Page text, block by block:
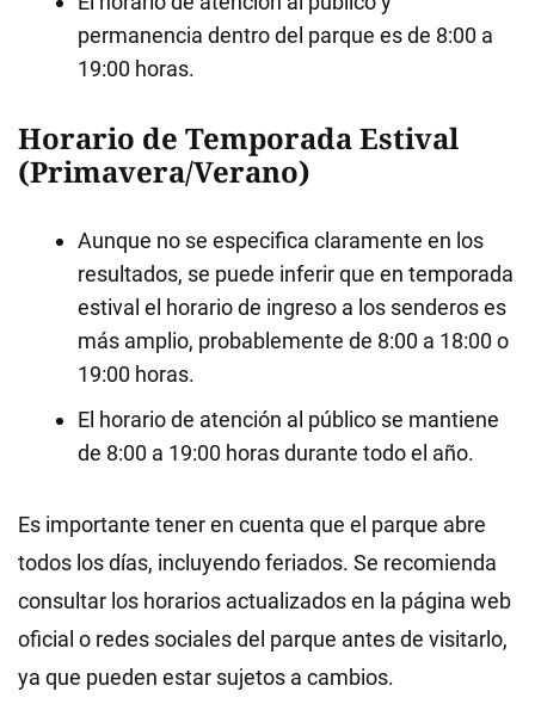
permanencia dentro del parque es de 8:00 a
19:00 horas.
Horario de Temporada Estival
(Primavera/Verano)
Aunque no se especifica claramente en los
resultados, se puede inferir que en temporada
estival el horario de ingreso a los senderos es
más amplio, probablemente de 8:00 a 18:00 o
19:00 horas.
El horario de atención al público se mantiene
de 8:00 a 19:00 horas durante todo el año.
Es importante tener en cuenta que el parque abre
todos los días, incluyendo feriados. Se recomienda
consultar los horarios actualizados en la página web
oficial o redes sociales del parque antes de visitarlo,
ya que pueden estar sujetos a cambios.